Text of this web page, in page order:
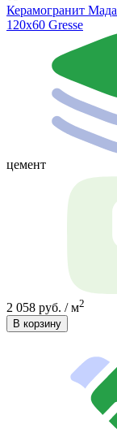
Керамогранит
120х60 Gresse
цемент
2 058 руб. / м2
В корзину